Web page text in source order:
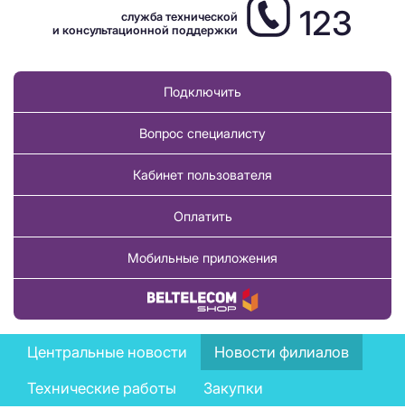
служба технической
и консультационной поддержки
123
Подключить
Вопрос специалисту
Кабинет пользователя
Оплатить
Мобильные приложения
Купить товар
News
menu
Центральные новости
Новости филиалов
Технические работы
Закупки